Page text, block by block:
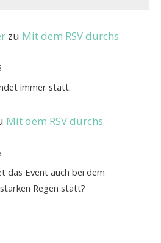
zu Mit dem RSV durchs
immer statt.
Mit dem RSV durchs
das Event auch bei dem
Regen statt?